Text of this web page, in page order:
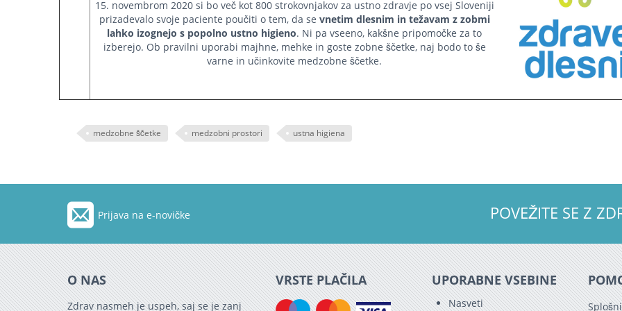
15. novembrom 2020 si bo več kot 800 strokovnjakov za ustno zdravje po vsej Sloveniji
prizadevalo svoje paciente poučiti o tem, da se vnetim dlesnim in težavam z zobmi
lahko izognejo s popolno ustno higieno. Ni pa vseeno, kakšne pripomočke za to
izberejo. Ob pravilni uporabi majhne, mehke in goste zobne ščetke, naj bodo to še
varne in učinkovite medzobne ščetke.
medzobne ščetke medzobni prostori ustna higiena
Prijava na e-novičke POVEŽITE SE Z
O NAS
Zdrav nasmeh je uspeh, saj se je zanj
VRSTE PLAČILA UPORABNE VSEBINE
Nasveti